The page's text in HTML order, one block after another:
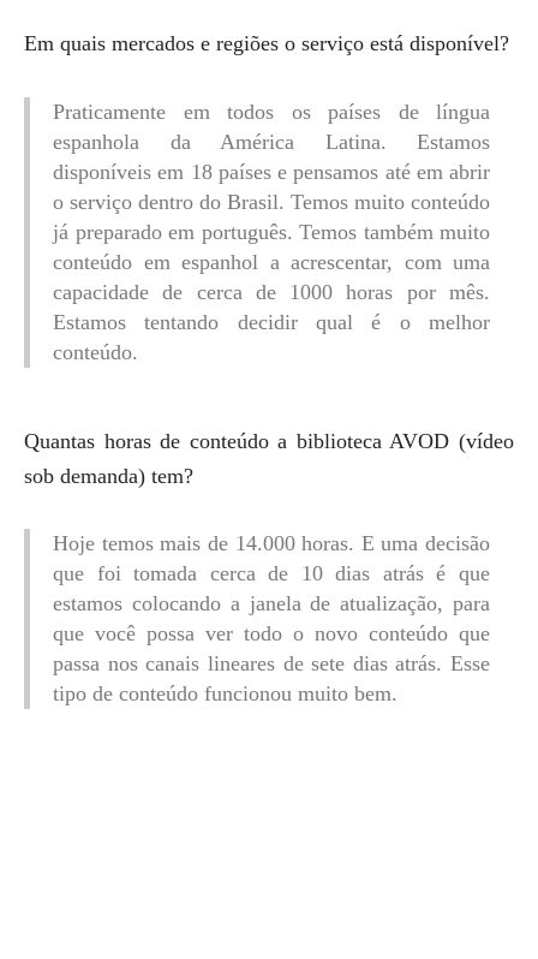
Em quais mercados e regiões o serviço está disponível?
Praticamente em todos os países de língua
espanhola da América Latina. Estamos
disponíveis em 18 países e pensamos até em abrir
o serviço dentro do Brasil. Temos muito conteúdo
já preparado em português. Temos também muito
conteúdo em espanhol a acrescentar, com uma
capacidade de cerca de 1000 horas por mês.
Estamos tentando decidir qual é o melhor
conteúdo.
Quantas horas de conteúdo a biblioteca AVOD (vídeo
sob demanda) tem?
Hoje temos mais de 14.000 horas. E uma decisão
que foi tomada cerca de 10 dias atrás é que
estamos colocando a janela de atualização, para
que você possa ver todo o novo conteúdo que
passa nos canais lineares de sete dias atrás. Esse
tipo de conteúdo funcionou muito bem.